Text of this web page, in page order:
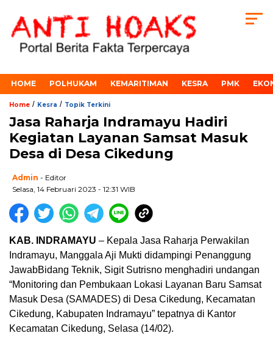
HOME POLHUKAM KEMARITIMAN KESRA PMK
Home / Kesra / Topik Terkini
Jasa Raharja Indramayu Hadiri
Kegiatan Layanan Samsat Masuk
Desa di Desa Cikedung
Admin - Editor
Selasa, 14 Februari 2023 - 12:31 WIB
KAB. INDRAMAYU – Kepala Jasa Raharja Perwakilan
Indramayu, Manggala Aji Mukti didampingi Penanggung
JawabBidang Teknik, Sigit Sutrisno menghadiri undangan
“Monitoring dan Pembukaan Lokasi Layanan Baru Samsat
Masuk Desa (SAMADES) di Desa Cikedung, Kecamatan
Cikedung, Kabupaten Indramayu” tepatnya di Kantor
Kecamatan Cikedung, Selasa (14/02).